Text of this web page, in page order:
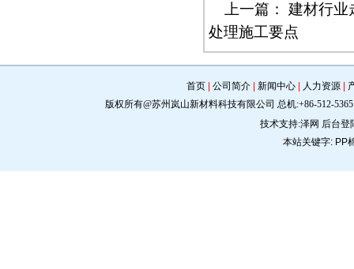
上一篇： 建材行业
处理施工要点
首页| 公司简介| 新闻中心| 人力资源|
版权所有@苏州岚山新材料科技有限公司 总机:+86-512-5365
技术支持:泽网 后台登
本站关键字: PP